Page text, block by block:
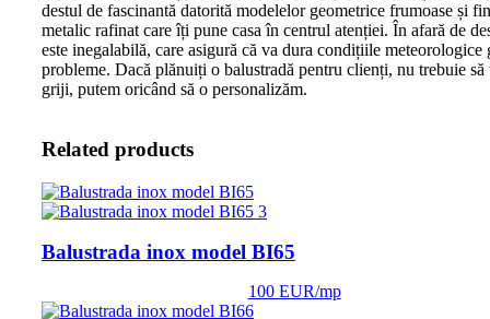
destul de fascinantă datorită modelelor geometrice frumoase și
metalic rafinat care îți pune casa în centrul atenției. În afară de
este inegalabilă, care asigură că va dura condițiile meteorologice
probleme. Dacă plănuiți o balustradă pentru clienți, nu trebuie să
griji, putem oricând să o personalizăm.
Related products
Balustrada inox model BI65
100 EUR/mp